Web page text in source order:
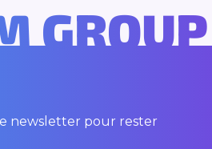
GROUP
newsletter pour rester